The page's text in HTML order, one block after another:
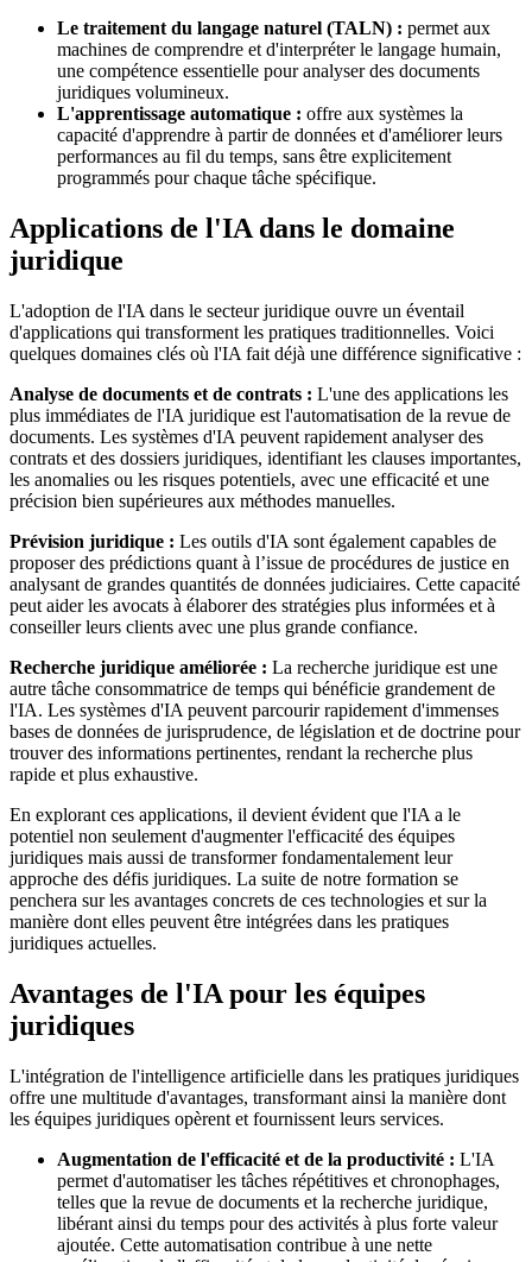
Le traitement du langage naturel (TALN) : permet aux
machines de comprendre et d'interpréter le langage humain,
une compétence essentielle pour analyser des documents
juridiques volumineux.
L'apprentissage automatique : offre aux systèmes la
capacité d'apprendre à partir de données et d'améliorer leurs
performances au fil du temps, sans être explicitement
programmés pour chaque tâche spécifique.
Applications de l'IA dans le domaine
juridique
L'adoption de l'IA dans le secteur juridique ouvre un éventail
d'applications qui transforment les pratiques traditionnelles. Voici
quelques domaines clés où l'IA fait déjà une différence significative :
Analyse de documents et de contrats : L'une des applications les
plus immédiates de l'IA juridique est l'automatisation de la revue de
documents. Les systèmes d'IA peuvent rapidement analyser des
contrats et des dossiers juridiques, identifiant les clauses importantes,
les anomalies ou les risques potentiels, avec une efficacité et une
précision bien supérieures aux méthodes manuelles.
Prévision juridique : Les outils d'IA sont également capables de
proposer des prédictions quant à l’issue de procédures de justice en
analysant de grandes quantités de données judiciaires. Cette capacité
peut aider les avocats à élaborer des stratégies plus informées et à
conseiller leurs clients avec une plus grande confiance.
Recherche juridique améliorée : La recherche juridique est une
autre tâche consommatrice de temps qui bénéficie grandement de
l'IA. Les systèmes d'IA peuvent parcourir rapidement d'immenses
bases de données de jurisprudence, de législation et de doctrine pour
trouver des informations pertinentes, rendant la recherche plus
rapide et plus exhaustive.
En explorant ces applications, il devient évident que l'IA a le
potentiel non seulement d'augmenter l'efficacité des équipes
juridiques mais aussi de transformer fondamentalement leur
approche des défis juridiques. La suite de notre formation se
penchera sur les avantages concrets de ces technologies et sur la
manière dont elles peuvent être intégrées dans les pratiques
juridiques actuelles.
Avantages de l'IA pour les équipes
juridiques
L'intégration de l'intelligence artificielle dans les pratiques juridiques
offre une multitude d'avantages, transformant ainsi la manière dont
les équipes juridiques opèrent et fournissent leurs services.
Augmentation de l'efficacité et de la productivité : L'IA
permet d'automatiser les tâches répétitives et chronophages,
telles que la revue de documents et la recherche juridique,
libérant ainsi du temps pour des activités à plus forte valeur
ajoutée. Cette automatisation contribue à une nette